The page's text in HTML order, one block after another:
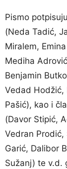
Pismo
(Neda Tadić,
Miralem,
Mediha
Benjamin
Vedad Hodžić,
Pašić), kao i
(Davor Stipić,
Vedran Prodić,
Garić, Dalibor
Sužanj) te v.d.